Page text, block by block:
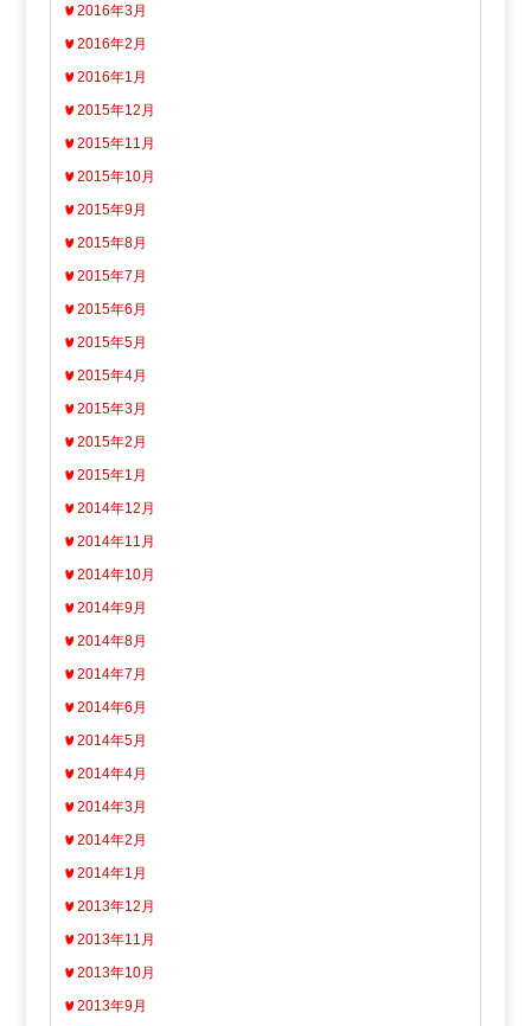
2016年3月
2016年2月
2016年1月
2015年12月
2015年11月
2015年10月
2015年9月
2015年8月
2015年7月
2015年6月
2015年5月
2015年4月
2015年3月
2015年2月
2015年1月
2014年12月
2014年11月
2014年10月
2014年9月
2014年8月
2014年7月
2014年6月
2014年5月
2014年4月
2014年3月
2014年2月
2014年1月
2013年12月
2013年11月
2013年10月
2013年9月